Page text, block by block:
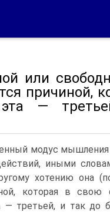
или
причиной,
эта —
модус мышления
иными
хотению она
которая в свою
— третьей, и так до